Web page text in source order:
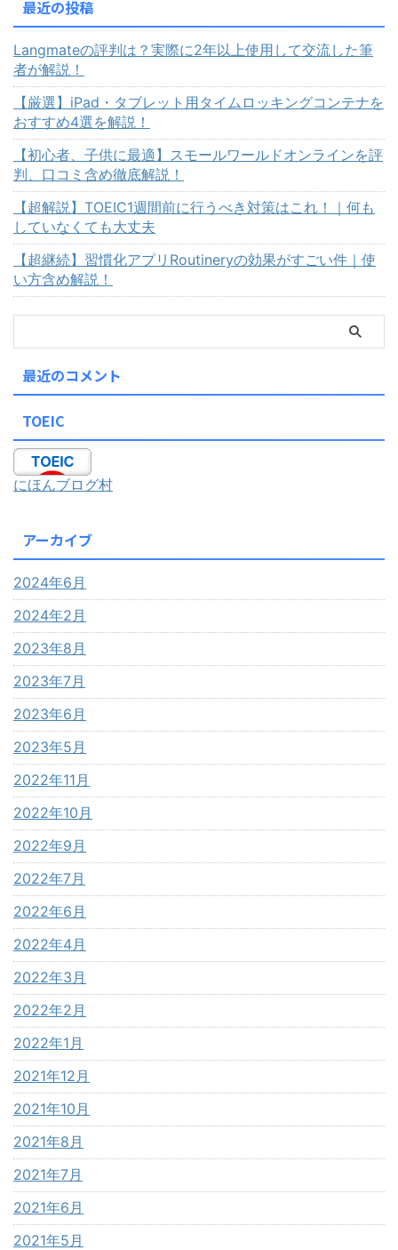
最近の投稿
Langmateの評判は？実際に2年以上使用して交流した筆
者が解説！
【厳選】iPad・タブレット用タイムロッキングコンテナを
おすすめ4選を解説！
【初心者、子供に最適】スモールワールドオンラインを評
判、口コミ含め徹底解説！
【超解説】TOEIC1週間前に行うべき対策はこれ！｜何も
していなくても大丈夫
【超継続】習慣化アプリRoutineryの効果がすごい件｜使
い方含め解説！
最近のコメント
TOEIC
にほんブログ村
アーカイブ
2024年6月
2024年2月
2023年8月
2023年7月
2023年6月
2023年5月
2022年11月
2022年10月
2022年9月
2022年7月
2022年6月
2022年4月
2022年3月
2022年2月
2022年1月
2021年12月
2021年10月
2021年8月
2021年7月
2021年6月
2021年5月